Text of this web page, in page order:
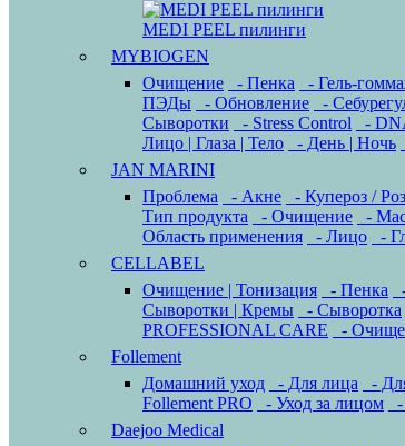
MEDI PEEL пилинги
MYBIOGEN
Очищение
- Пенка
- Гель-
ПЭДы
- Обновление
-
Сыворотки
- Stress Control -
Лицо | Глаза | Тело
- День | Ночь
JAN MARINI
Проблема
- Акне - Купероз /
Тип продукта
- Очищение -
Область применения
- Лицо -
CELLABEL
Очищение | Тонизация
- Пенка
Сыворотки | Кремы
- Сыворотка
PROFESSIONAL CARE
-
Follement
Домашний уход
- Для лица
-
Follement PRO
- Уход за лицом
Daejoo Medical